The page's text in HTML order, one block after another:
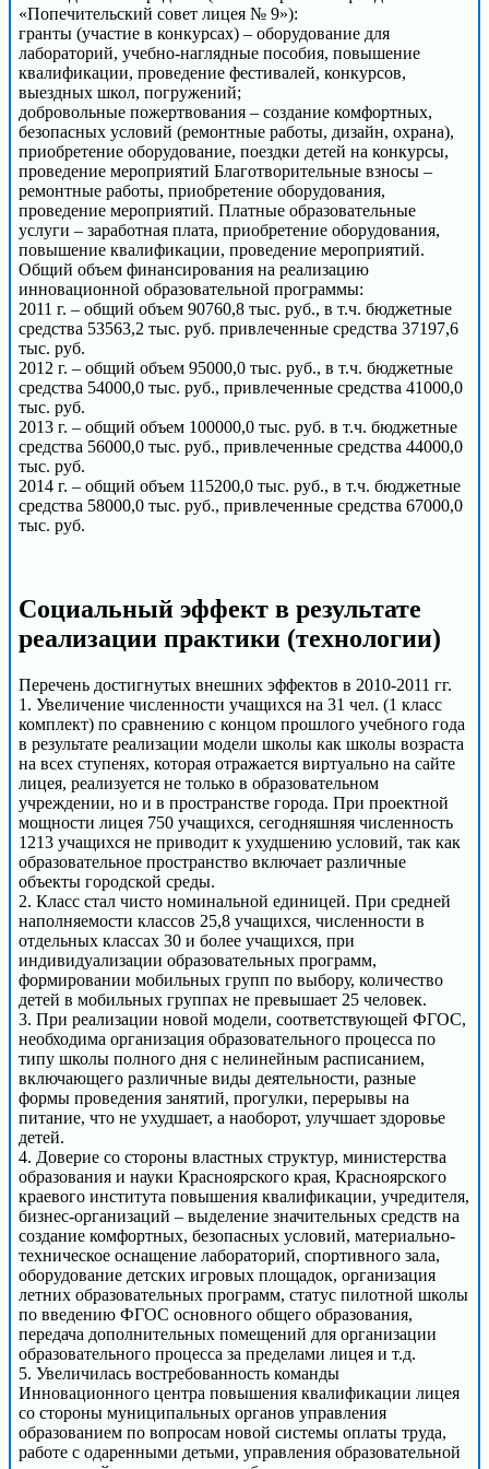
«Попечительский совет лицея № 9»):
гранты (участие в конкурсах) – оборудование для
лабораторий, учебно-наглядные пособия, повышение
квалификации, проведение фестивалей, конкурсов,
выездных школ, погружений;
добровольные пожертвования – создание комфортных,
безопасных условий (ремонтные работы, дизайн, охрана),
приобретение оборудование, поездки детей на конкурсы,
проведение мероприятий Благотворительные взносы –
ремонтные работы, приобретение оборудования,
проведение мероприятий. Платные образовательные
услуги – заработная плата, приобретение оборудования,
повышение квалификации, проведение мероприятий.
Общий объем финансирования на реализацию
инновационной образовательной программы:
2011 г. – общий объем 90760,8 тыс. руб., в т.ч. бюджетные
средства 53563,2 тыс. руб. привлеченные средства 37197,6
тыс. руб.
2012 г. – общий объем 95000,0 тыс. руб., в т.ч. бюджетные
средства 54000,0 тыс. руб., привлеченные средства 41000,0
тыс. руб.
2013 г. – общий объем 100000,0 тыс. руб. в т.ч. бюджетные
средства 56000,0 тыс. руб., привлеченные средства 44000,0
тыс. руб.
2014 г. – общий объем 115200,0 тыс. руб., в т.ч. бюджетные
средства 58000,0 тыс. руб., привлеченные средства 67000,0
тыс. руб.
Социальный эффект в результате
реализации практики (технологии)
Перечень достигнутых внешних эффектов в 2010-2011 гг.
1. Увеличение численности учащихся на 31 чел. (1 класс
комплект) по сравнению с концом прошлого учебного года
в результате реализации модели школы как школы возраста
на всех ступенях, которая отражается виртуально на сайте
лицея, реализуется не только в образовательном
учреждении, но и в пространстве города. При проектной
мощности лицея 750 учащихся, сегодняшняя численность
1213 учащихся не приводит к ухудшению условий, так как
образовательное пространство включает различные
объекты городской среды.
2. Класс стал чисто номинальной единицей. При средней
наполняемости классов 25,8 учащихся, численности в
отдельных классах 30 и более учащихся, при
индивидуализации образовательных программ,
формировании мобильных групп по выбору, количество
детей в мобильных группах не превышает 25 человек.
3. При реализации новой модели, соответствующей ФГОС,
необходима организация образовательного процесса по
типу школы полного дня с нелинейным расписанием,
включающего различные виды деятельности, разные
формы проведения занятий, прогулки, перерывы на
питание, что не ухудшает, а наоборот, улучшает здоровье
детей.
4. Доверие со стороны властных структур, министерства
образования и науки Красноярского края, Красноярского
краевого института повышения квалификации, учредителя,
бизнес-организаций – выделение значительных средств на
создание комфортных, безопасных условий, материально-
техническое оснащение лабораторий, спортивного зала,
оборудование детских игровых площадок, организация
летних образовательных программ, статус пилотной школы
по введению ФГОС основного общего образования,
передача дополнительных помещений для организации
образовательного процесса за пределами лицея и т.д.
5. Увеличилась востребованность команды
Инновационного центра повышения квалификации лицея
со стороны муниципальных органов управления
образованием по вопросам новой системы оплаты труда,
работе с одаренными детьми, управления образовательной